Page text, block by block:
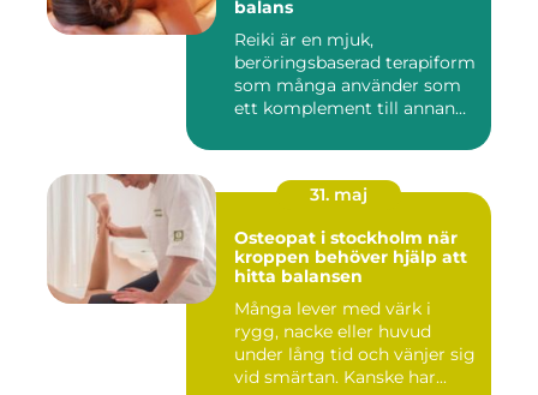
balans
Reiki är en mjuk,
beröringsbaserad terapiform
som många använder som
ett komplement till annan
31. maj
Osteopat i stockholm när
kroppen behöver hjälp att
hitta balansen
Många lever med värk i
rygg, nacke eller huvud
under lång tid och vänjer sig
vid smärtan. Kanske har...